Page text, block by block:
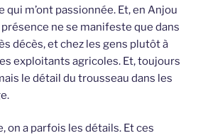
qui m’ont passionnée. Et, en Anjou
ne se manifeste que dans
décès, et chez les gens plutôt à
exploitants agricoles. Et, toujours
le détail du trousseau dans les
on a parfois les détails. Et ces